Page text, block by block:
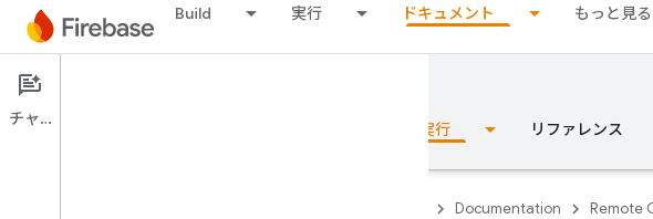
Build 実行 ドキュメント もっと見る
Documentation
概要 実行 リファレンス
Documentation Remote
チャット